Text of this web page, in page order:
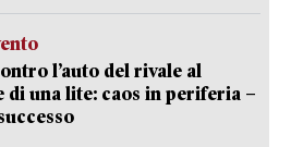
l’auto del rivale al
di una lite: caos in periferia –